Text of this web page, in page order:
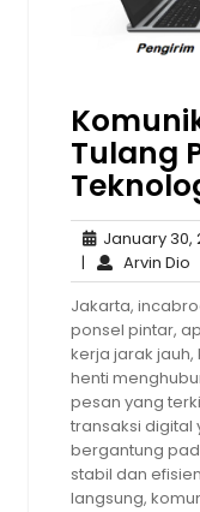
Tulang
January 30,
| Arvin Dio
Jakarta,
ponsel pintar,
kerja jarak
henti
pesan yang
transaksi digital
bergantung
stabil dan
langsung,